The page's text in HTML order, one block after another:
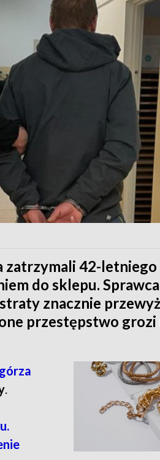
42-letniego
do sklepu.
znacznie
przestępstwo
.